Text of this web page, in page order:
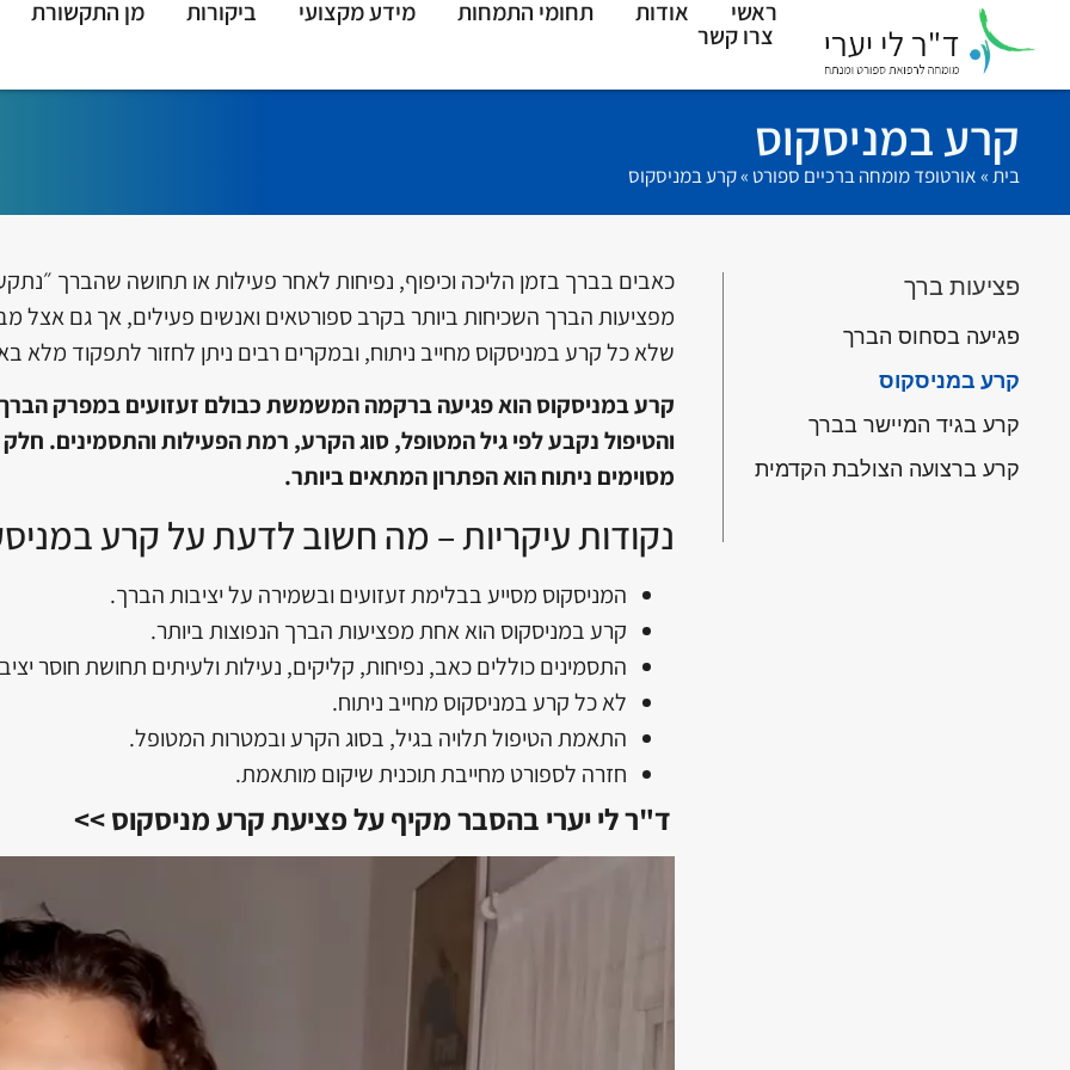
ראשי אודות תחומי התמחות מידע מקצועי ביקורות מן התקשורת
צרו קשר
קרע במניסקוס
בית»אורטופד מומחה ברכיים ספורט »קרע במניסקוס
פציעות ברך
פגיעה בסחוס הברך
קרע במניסקוס
קרע בגיד המיישר בברך
קרע ברצועה הצולבת הקדמית
כאבים בברך בזמן הליכה וכיפוף, נפיחות לאחר פעילות או תחושה שהברך
מפציעות הברך השכיחות ביותר בקרב ספורטאים ואנשים פעילים, אך גם אצל
שלא כל קרע במניסקוס מחייב ניתוח, ובמקרים רבים ניתן לחזור לתפקוד מלא
והטיפול נקבע לפי גיל המטופל, סוג הקרע, רמת הפעילות והתסמינים.
מסוימים ניתוח הוא הפתרון המתאים ביותר.
נקודות עיקריות – מה חשוב לדעת על קרע
המניסקוס מסייע בבלימת זעזועים ובשמירה על יציבות הברך.
קרע במניסקוס הוא אחת מפציעות הברך הנפוצות ביותר.
התסמינים כוללים כאב, נפיחות, קליקים, נעילות ולעיתים תחושת חוסר
לא כל קרע במניסקוס מחייב ניתוח.
התאמת הטיפול תלויה בגיל, בסוג הקרע ובמטרות המטופל.
חזרה לספורט מחייבת תוכנית שיקום מותאמת.
ד"ר לי יערי בהסבר מקיף על פציעת קרע מניסקוס >>